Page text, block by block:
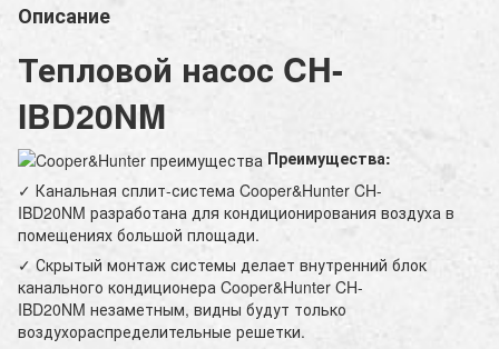
Описание
Тепловой насос CH-
IBD20NM
Преимущества:
✓ Канальная сплит-система Cooper&Hunter CH-
IBD20NM разработана для кондиционирования воздуха в
помещениях большой площади.
✓ Скрытый монтаж системы делает внутренний блок
канального кондиционера Cooper&Hunter CH-
IBD20NM незаметным, видны будут только
воздухораспределительные решетки.